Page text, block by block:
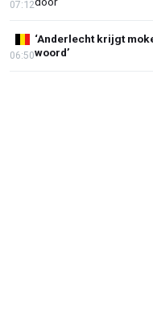
07:12
‘Anderlecht krijgt
woord’
06:50